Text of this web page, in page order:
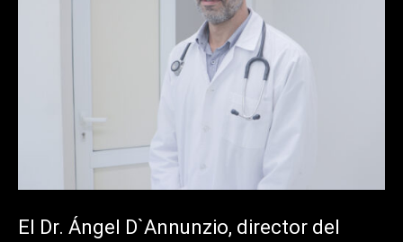
El Dr. Ángel D`Annunzio, director del